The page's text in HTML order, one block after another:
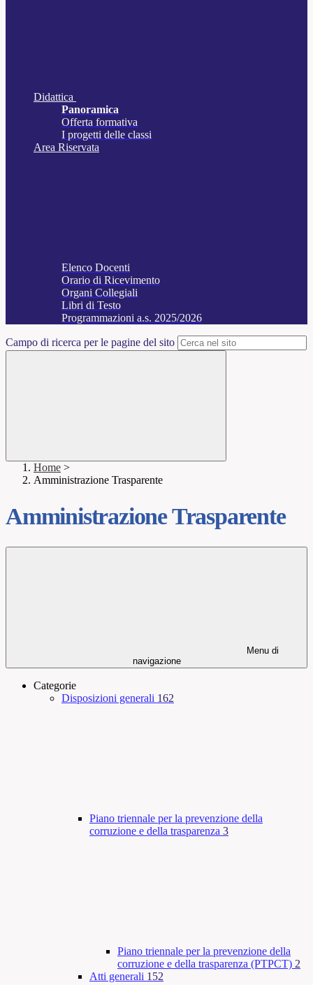
Didattica
Panoramica
Offerta formativa
I progetti delle classi
Area Riservata
Elenco Docenti
Orario di Ricevimento
Organi Collegiali
Libri di Testo
Programmazioni a.s. 2025/2026
Campo di ricerca per le pagine del sito
Home >
Amministrazione Trasparente
Amministrazione Trasparente
Menu di
navigazione
Categorie
Disposizioni generali 162
Piano triennale per la prevenzione della
corruzione e della trasparenza 3
Piano triennale per la prevenzione della
corruzione e della trasparenza (PTPCT) 2
Atti generali 152